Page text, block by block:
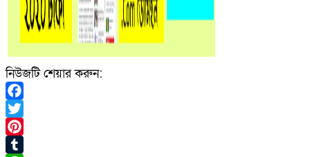
নিউজটি শেয়ার করুন:
Facebook
Twitter
Pinterest